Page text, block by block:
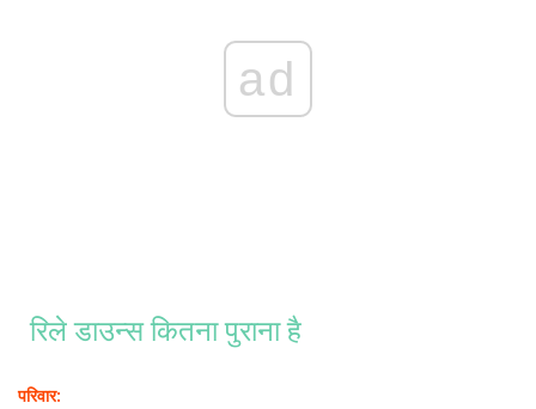
ad
रिले डाउन्स कितना पुराना है
परिवार: